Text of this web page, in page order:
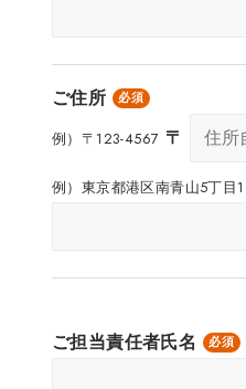
ご住所 必須
例）〒123-4567 〒
例）東京都港区南青山5丁目
ご担当責任者氏名 必須